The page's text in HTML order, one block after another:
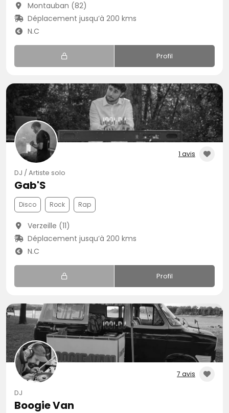
Montauban (82)
Déplacement jusqu’à 200 kms
N.C
Profil
1 avis
DJ / Artiste solo
Gab'S
Disco Rock Rap
Verzeille (11)
Déplacement jusqu’à 200 kms
N.C
Profil
7 avis
DJ
Boogie Van